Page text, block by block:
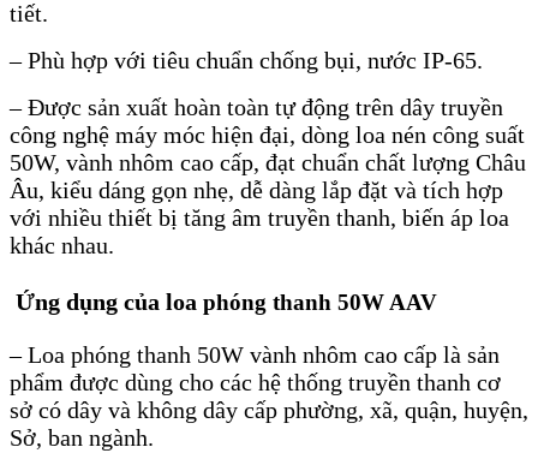
tiết.
– Phù hợp với tiêu chuẩn chống bụi, nước IP-65.
– Được sản xuất hoàn toàn tự động trên dây truyền
công nghệ máy móc hiện đại, dòng loa nén công suất
50W, vành nhôm cao cấp, đạt chuẩn chất lượng Châu
Âu, kiểu dáng gọn nhẹ, dễ dàng lắp đặt và tích hợp
với nhiều thiết bị tăng âm truyền thanh, biến áp loa
khác nhau.
Ứng dụng của loa phóng thanh 50W AAV
– Loa phóng thanh 50W vành nhôm cao cấp là sản
phẩm được dùng cho các hệ thống truyền thanh cơ
sở có dây và không dây cấp phường, xã, quận, huyện,
Sở, ban ngành.